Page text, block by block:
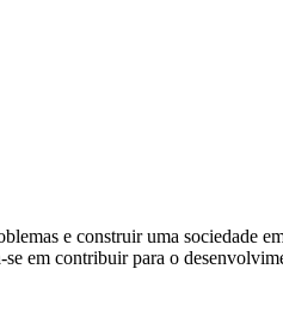
e construir uma sociedade
em contribuir para o